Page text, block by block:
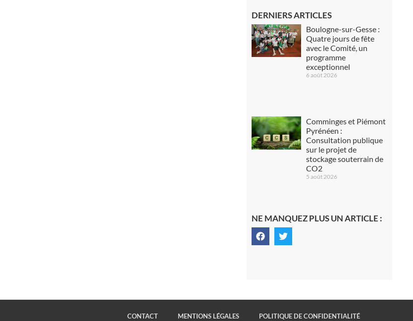
DERNIERS ARTICLES
Boulogne-sur-Gesse :
Quatre jours de fête
avec le Comité, un
programme
exceptionnel
6 août 2026
Comminges et Piémont
Pyrénéen :
Consultation publique
sur le projet de
stockage souterrain de
CO2
5 août 2026
NE MANQUEZ PLUS UN ARTICLE :
CONTACT MENTIONS LÉGALES POLITIQUE DE CONFIDENTIALITÉ